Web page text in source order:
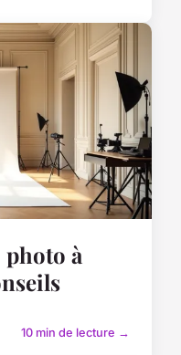
à
10 min de lecture →